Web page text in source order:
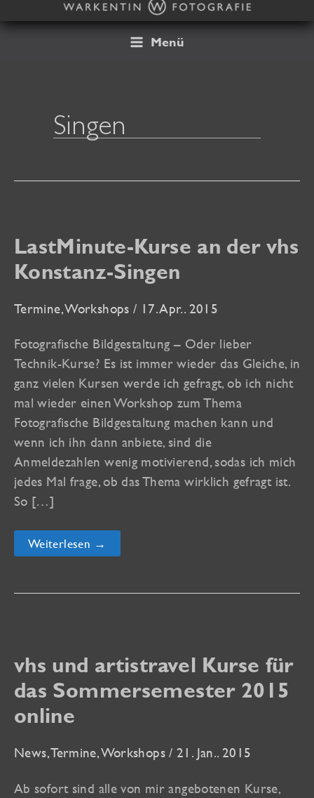
Inhalt
Menü
Singen
LastMinute-Kurse an der vhs
Konstanz-Singen
Termine,Workshops / 17. Apr.. 2015
Fotografische Bildgestaltung – Oder lieber
Technik-Kurse? Es ist immer wieder das Gleiche, in
ganz vielen Kursen werde ich gefragt, ob ich nicht
mal wieder einen Workshop zum Thema
Fotografische Bildgestaltung machen kann und
wenn ich ihn dann anbiete, sind die
Anmeldezahlen wenig motivierend, sodas ich mich
jedes Mal frage, ob das Thema wirklich gefragt ist.
So […]
LastMinute-
Kurse
vhs
Weiterlesen →
vhs und artistravel Kurse für
das Sommersemester 2015
online
News,Termine,Workshops / 21. Jan.. 2015
Ab sofort sind alle von mir angebotenen Kurse,